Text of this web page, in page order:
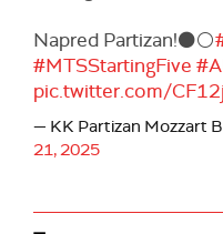
Napred Partizan!⚫️⚪️
#MTSStartingFive
pic.twitter.com/
— KK Partizan Mozzart
21, 2025